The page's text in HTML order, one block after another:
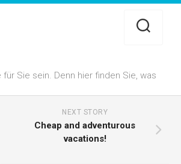
Sie sein. Denn hier finden Sie, was
NEXT STORY
Cheap and adventurous
vacations!